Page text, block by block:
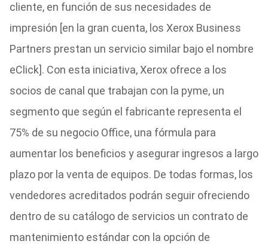
cliente, en función de sus necesidades de
impresión [en la gran cuenta, los Xerox Business
Partners prestan un servicio similar bajo el nombre
eClick]. Con esta iniciativa, Xerox ofrece a los
socios de canal que trabajan con la pyme, un
segmento que según el fabricante representa el
75% de su negocio Office, una fórmula para
aumentar los beneficios y asegurar ingresos a largo
plazo por la venta de equipos. De todas formas, los
vendedores acreditados podrán seguir ofreciendo
dentro de su catálogo de servicios un contrato de
mantenimiento estándar con la opción de